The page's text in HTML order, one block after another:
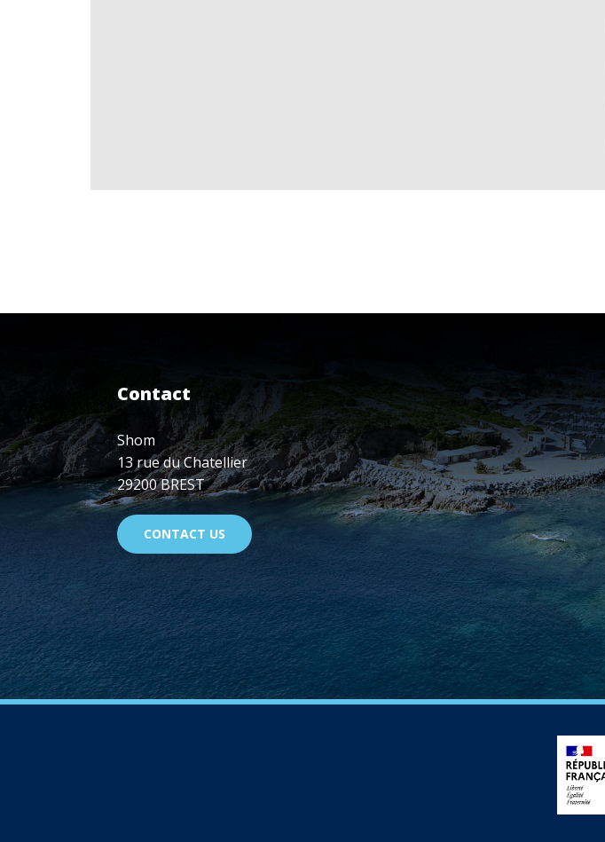
Contact
Shom
13 rue du Chatellier
29200 BREST
CONTACT US